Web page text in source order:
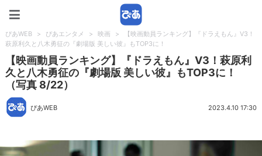
ぴあWEB > ぴあエンタメ > 映画 >
【映画動員ランキング】『ドラえもん』V3！
萩原利久と八木勇征の『劇場版 美しい彼』もTOP3に！
【映画動員ランキング】『ドラえもん』V3！萩原利
久と八木勇征の『劇場版 美しい彼』もTOP3に！
（写真 8/22）
ぴあWEB 2023.4.10 17:30